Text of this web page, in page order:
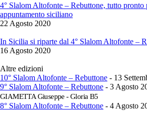
4° Slalom Altofonte – Rebuttone, tutto pronto
appuntamento siciliano
22 Agosto 2020
In Sicilia si riparte dal 4° Slalom Altofonte –
16 Agosto 2020
Altre edizioni
10° Slalom Altofonte – Rebuttone - 13
9° Slalom Altofonte – Rebuttone - 3 Agosto
GIAMETTA Giuseppe - Gloria B5
8° Slalom Altofonte – Rebuttone - 4 Agosto